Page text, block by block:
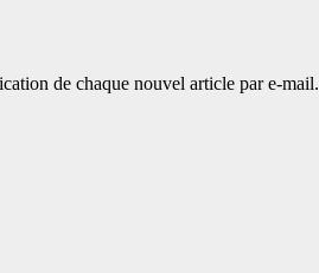
de chaque nouvel article par e-mail.